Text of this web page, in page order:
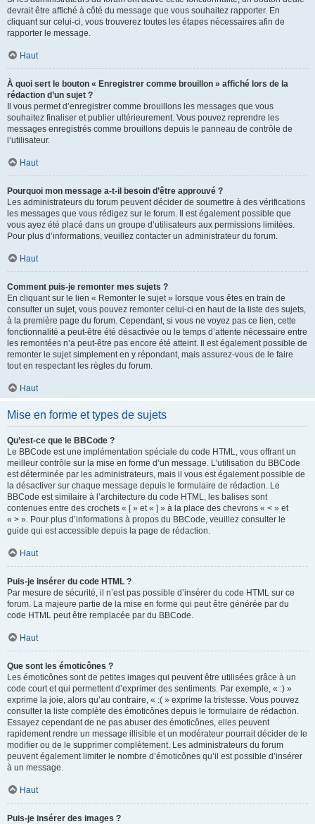
devrait être affiché à côté du message que vous souhaitez rapporter. En
cliquant sur celui-ci, vous trouverez toutes les étapes nécessaires afin de
rapporter le message.
Haut
À quoi sert le bouton « Enregistrer comme brouillon » affiché lors de la
rédaction d’un sujet ?
Il vous permet d’enregistrer comme brouillons les messages que vous
souhaitez finaliser et publier ultérieurement. Vous pouvez reprendre les
messages enregistrés comme brouillons depuis le panneau de contrôle de
l’utilisateur.
Haut
Pourquoi mon message a-t-il besoin d’être approuvé ?
Les administrateurs du forum peuvent décider de soumettre à des vérifications
les messages que vous rédigez sur le forum. Il est également possible que
vous ayez été placé dans un groupe d’utilisateurs aux permissions limitées.
Pour plus d’informations, veuillez contacter un administrateur du forum.
Haut
Comment puis-je remonter mes sujets ?
En cliquant sur le lien « Remonter le sujet » lorsque vous êtes en train de
consulter un sujet, vous pouvez remonter celui-ci en haut de la liste des sujets,
à la première page du forum. Cependant, si vous ne voyez pas ce lien, cette
fonctionnalité a peut-être été désactivée ou le temps d’attente nécessaire entre
les remontées n’a peut-être pas encore été atteint. Il est également possible de
remonter le sujet simplement en y répondant, mais assurez-vous de le faire
tout en respectant les règles du forum.
Haut
Mise en forme et types de sujets
Qu’est-ce que le BBCode ?
Le BBCode est une implémentation spéciale du code HTML, vous offrant un
meilleur contrôle sur la mise en forme d’un message. L’utilisation du BBCode
est déterminée par les administrateurs, mais il vous est également possible de
la désactiver sur chaque message depuis le formulaire de rédaction. Le
BBCode est similaire à l’architecture du code HTML, les balises sont
contenues entre des crochets « [ » et « ] » à la place des chevrons « < » et
« > ». Pour plus d’informations à propos du BBCode, veuillez consulter le
guide qui est accessible depuis la page de rédaction.
Haut
Puis-je insérer du code HTML ?
Par mesure de sécurité, il n’est pas possible d’insérer du code HTML sur ce
forum. La majeure partie de la mise en forme qui peut être générée par du
code HTML peut être remplacée par du BBCode.
Haut
Que sont les émoticônes ?
Les émoticônes sont de petites images qui peuvent être utilisées grâce à un
code court et qui permettent d’exprimer des sentiments. Par exemple, « :) »
exprime la joie, alors qu’au contraire, « :( » exprime la tristesse. Vous pouvez
consulter la liste complète des émoticônes depuis le formulaire de rédaction.
Essayez cependant de ne pas abuser des émoticônes, elles peuvent
rapidement rendre un message illisible et un modérateur pourrait décider de le
modifier ou de le supprimer complètement. Les administrateurs du forum
peuvent également limiter le nombre d’émoticônes qu’il est possible d’insérer
à un message.
Haut
Puis-je insérer des images ?